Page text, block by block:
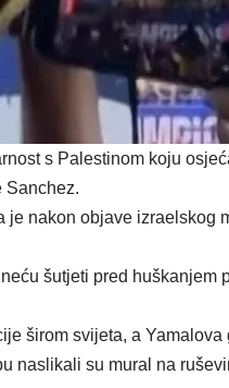
s Palestinom koju
Sanchez.
nakon objave izraelskog
šutjeti pred huškanjem
širom svijeta, a
naslikali su mural na